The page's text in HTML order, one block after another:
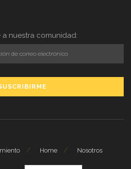
a nuestra comunidad:
Home Nosotros